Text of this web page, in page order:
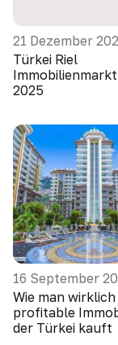
21 Dezember
Türkei Riel
2025
16 September
Wie man wirklich
profitable
der Türkei kauft